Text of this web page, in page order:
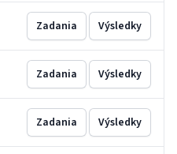
Zadania Výsledky
Zadania Výsledky
Zadania Výsledky